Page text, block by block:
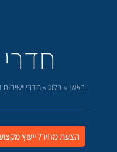
ראשי »בלוג»חדרי
הצעת מחיר? ייעוץ